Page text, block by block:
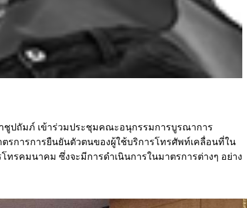
ชูปถัมภ์ เข้าร่วมประชุมคณะอนุกรรมการบูรณาการ
รการการยืนยันตัวตนของผู้ใช้บริการโทรศัพท์เคลื่อนที่ใน
รคมนาคม ซึ่งจะมีการดำเนินการในมาตรการต่างๆ อย่าง